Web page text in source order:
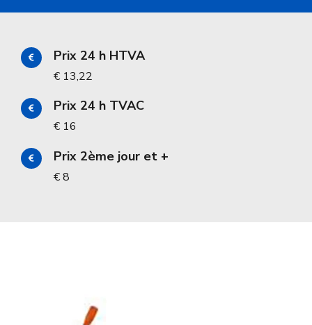
Prix 24 h HTVA
€ 13,22
Prix 24 h TVAC
€ 16
Prix 2ème jour et +
€ 8